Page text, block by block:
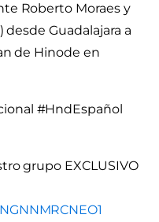
Roberto Moraes y
Guadalajara a
de Hinode en
#HndEspañol
grupo EXCLUSIVO